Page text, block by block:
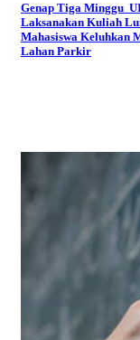
Genap Tiga Minggu
Laksanakan Kuliah
Mahasiswa Keluhkan
Lahan Parkir